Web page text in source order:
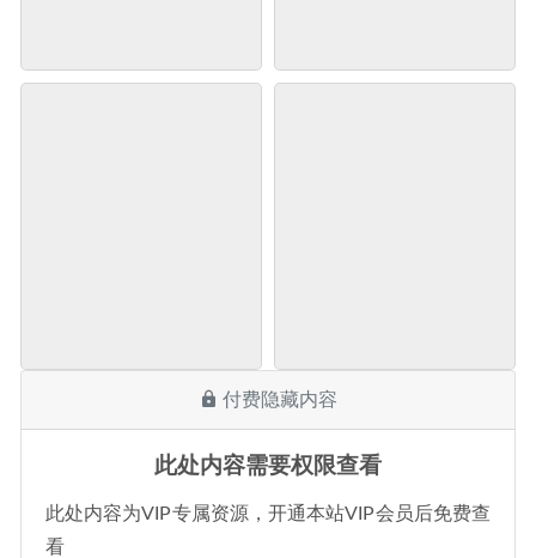
付费隐藏内容
此处内容需要权限查看
此处内容为VIP专属资源，开通本站VIP会员后免费查
看